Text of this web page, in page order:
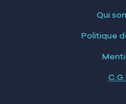
Qui
Politique